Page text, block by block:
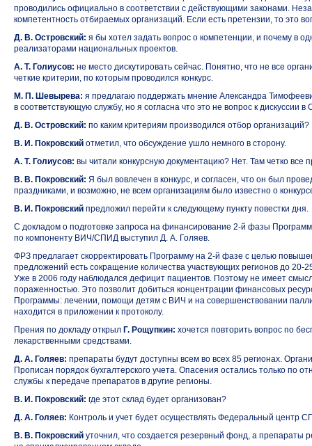
проводились официально в соответствии с действующими законами.
компетентность отбираемых организаций. Если есть претензии, то это
Д. В. Островский: я бы хотел задать вопрос о компетенции, и почему в
реализаторами национальных проектов.
А. Т. Голиусов: не место дискутировать сейчас. Понятно, что не все
четкие критерии, по которым проводился конкурс.
М. П. Шевырева: я предлагаю поддержать мнение Александра
в соответствующую службу, но я согласна что это не вопрос к дискуссии
Д. В. Островский: по каким критериям производился отбор организаций?
В. И. Покровский отметил, что обсуждение ушло немного в сторону.
А. Т. Голиусов: вы читали конкурсную документацию? Нет. Там четко все
В. В. Покровский: Я был вовлечен в конкурс, и согласен, что он был
праздниками, и возможно, не всем организациям было известно о
В. И. Покровский предложил перейти к следующему пункту повестки дня.
С докладом о подготовке запроса на финансирование 2-й фазы
по компоненту ВИЧ/СПИД выступил Д. А. Голяев.
ФРЗ предлагает скорректировать Программу на 2-й фазе с целью
предложений есть сокращение количества участвующих регионов до 20-
Уже в 2006 году наблюдался дефицит пациентов. Поэтому не имеет
пораженностью. Это позволит добиться концентрации финансовых
Программы: лечении, помощи детям с ВИЧ и на совершенствовании
находится в приложении к протоколу.
Прения по докладу открыл Г. Рощупкин: хочется повторить вопрос по
лекарственными средствами.
Д. А. Голяев: препараты будут доступны всем во всех 85 регионах.
Прописан порядок бухгалтерского учета. Опасения остались только по
службы к передаче препаратов в другие регионы.
В. И. Покровский: где этот склад будет организован?
Д. А. Голяев: Контроль и учет будет осуществлять Федеральный центр
В. В. Покровский уточнил, что создается резервный фонд, а препараты